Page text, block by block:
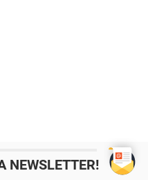
NEWSLETTER!